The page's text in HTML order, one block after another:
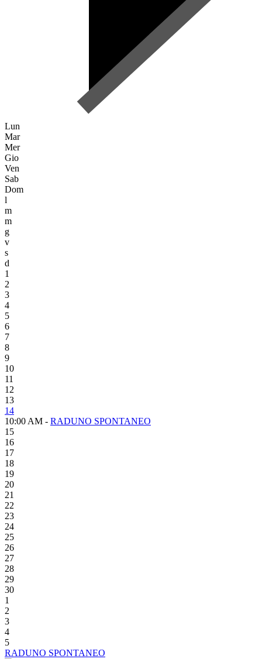
Lun
Mar
Mer
Gio
Ven
Sab
Dom
l
m
m
g
v
s
d
1
2
3
4
5
6
7
8
9
10
11
12
13
14
10:00 AM - RADUNO SPONTANEO
15
16
17
18
19
20
21
22
23
24
25
26
27
28
29
30
1
2
3
4
5
RADUNO SPONTANEO